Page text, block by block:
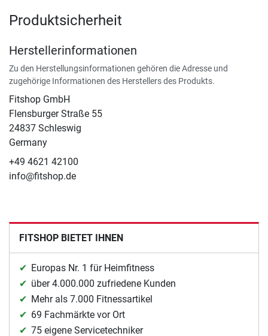
Produktsicherheit
Herstellerinformationen
Zu den Herstellungsinformationen gehören die Adresse und
zugehörige Informationen des Herstellers des Produkts.
Fitshop GmbH
Flensburger Straße 55
24837 Schleswig
Germany
+49 4621 42100
info@fitshop.de
FITSHOP BIETET IHNEN
Europas Nr. 1 für Heimfitness
über 4.000.000 zufriedene Kunden
Mehr als 7.000 Fitnessartikel
69 Fachmärkte vor Ort
75 eigene Servicetechniker